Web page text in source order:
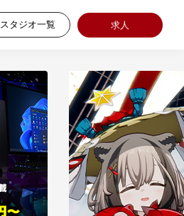
スタジオ一覧 求人